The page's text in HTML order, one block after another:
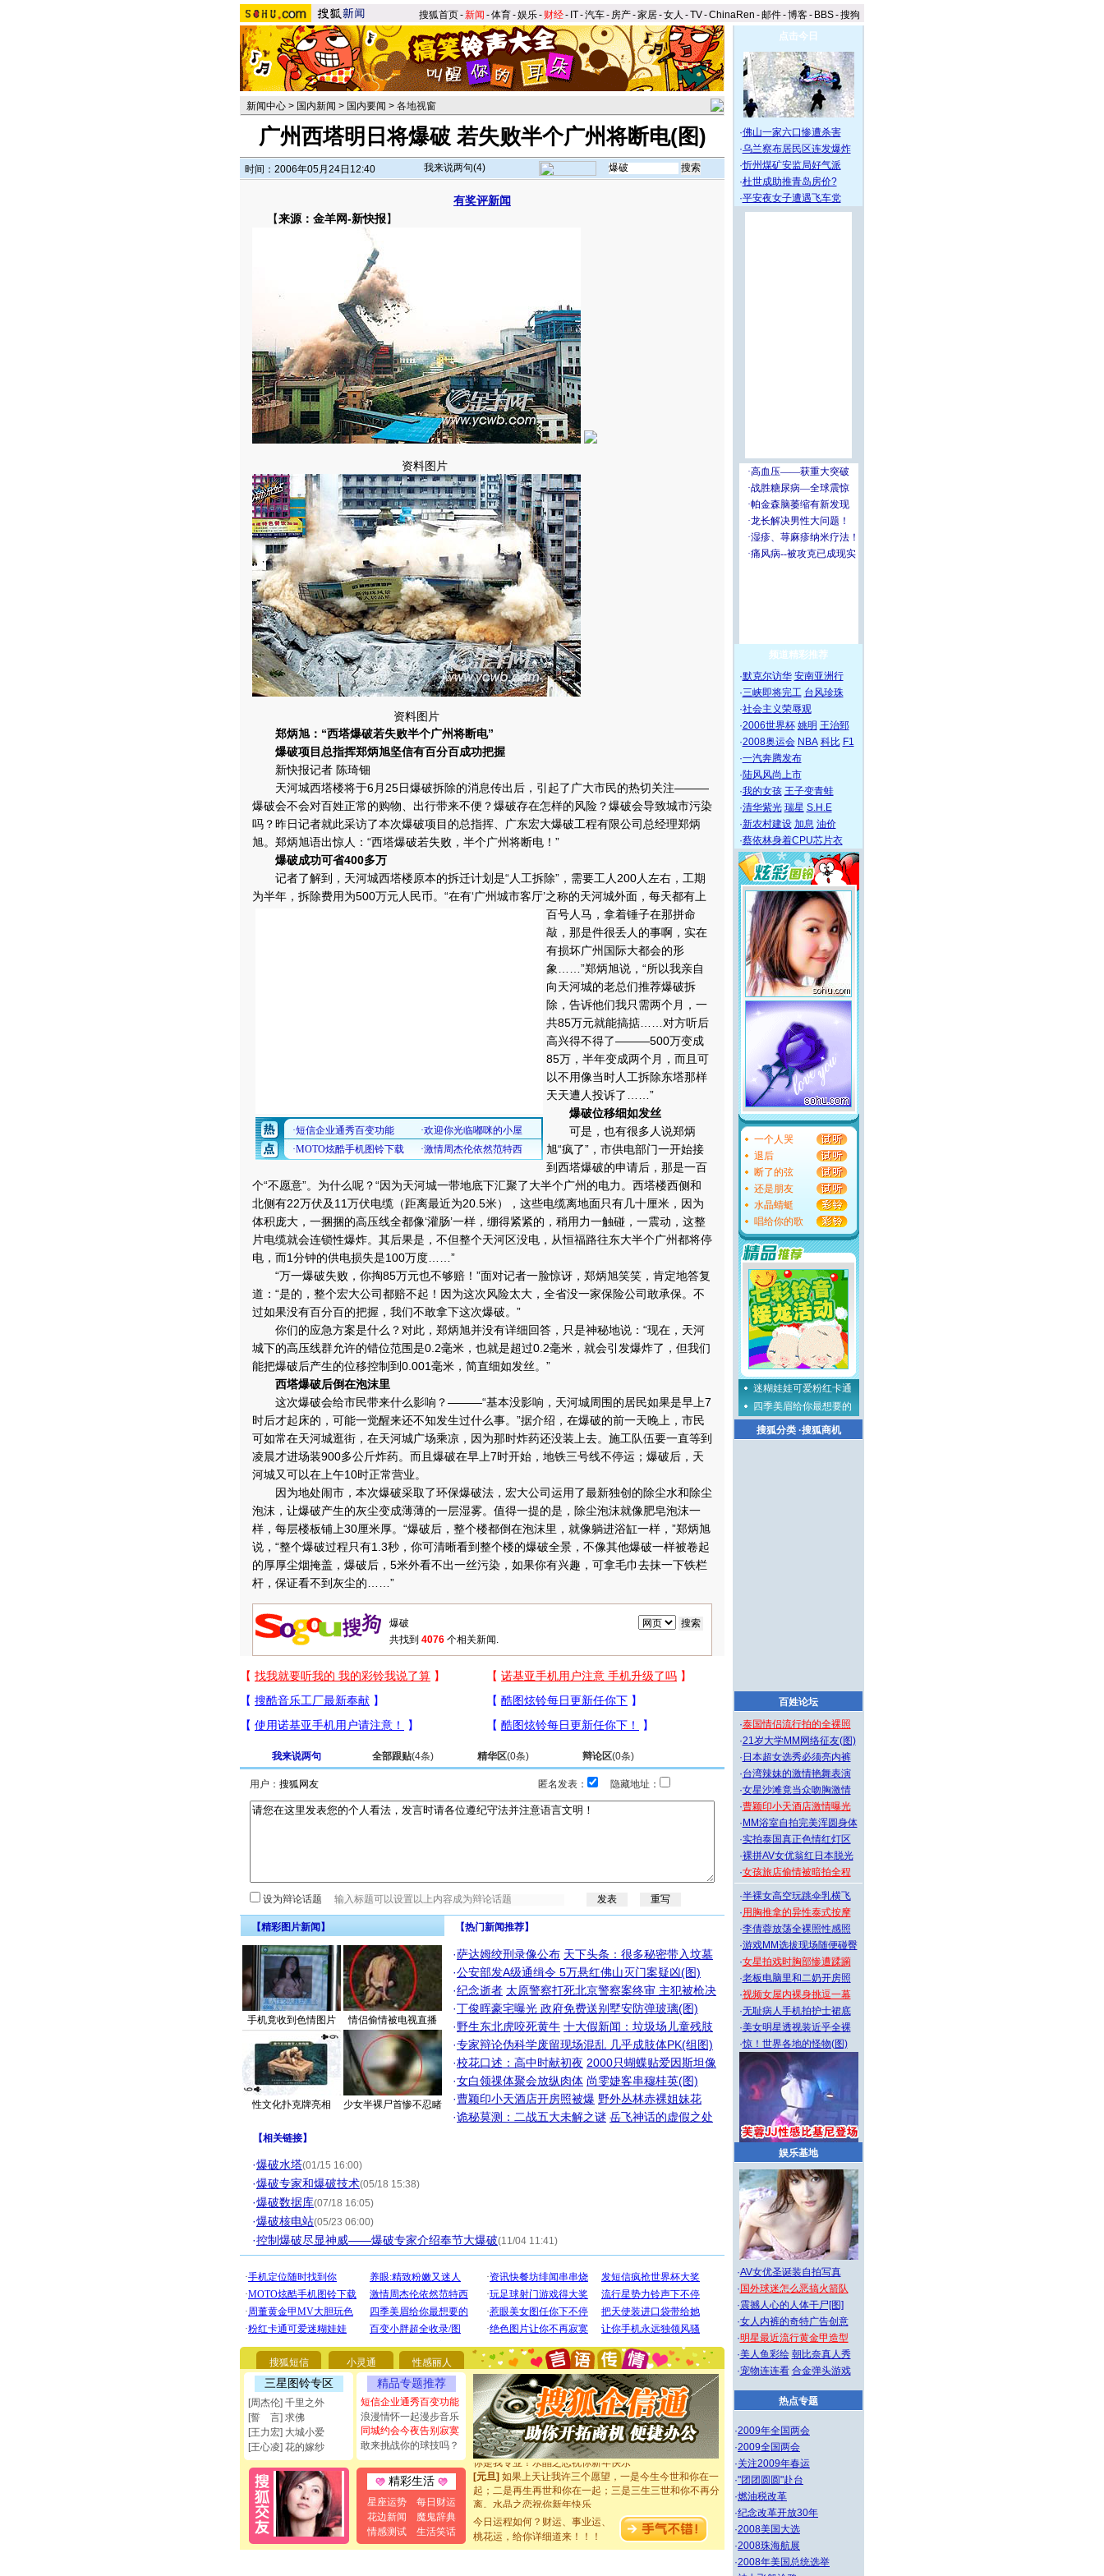
搜狐首页-新闻 -体育-娱乐- 财经- IT-汽车- 房产-家居-女人 -TV-ChinaRen -邮件-博客- BBS-搜狗
新闻中心 > 国内新闻 > 国内要闻 > 各地视窗
广州西塔明日将爆破 若失败半个广州将断电(图)
时间：2006年05月24日12:40 我来说两句(4)
有奖评新闻
【来源：金羊网-新快报】
资料图片
资料图片
郑炳旭：“西塔爆破若失败半个广州将断电”
爆破项目总指挥郑炳旭坚信有百分百成功把握
新快报记者 陈琦钿
天河城西塔楼将于6月25日爆破拆除的消息传出后，引起了广大市民的热切关注———
爆破会不会对百姓正常的购物、出行带来不便？爆破存在怎样的风险？爆破会导致城市污染
吗？昨日记者就此采访了本次爆破项目的总指挥、广东宏大爆破工程有限公司总经理郑炳
旭。郑炳旭语出惊人：“西塔爆破若失败，半个广州将断电！”
爆破成功可省400多万
记者了解到，天河城西塔楼原本的拆迁计划是“人工拆除”，需要工人200人左右，工期
为半年，拆除费用为500万元人民币。 “在有‘广州城市客厅’之称的天河城外面，每天都有上
百号人马，拿着锤子在那拼命
敲，那是件很丢人的事啊，实在
有损坏广州国际大都会的形
象……”郑炳旭说，“所以我亲自
向天河城的老总们推荐爆破拆
除，告诉他们我只需两个月，一
共85万元就能搞掂……对方听后
高兴得不得了———500万变成
85万，半年变成两个月，而且可
以不用像当时人工拆除东塔那样
天天遭人投诉了……”
爆破位移细如发丝
可是，也有很多人说郑炳
旭“疯了”，市供电部门一开始接
到西塔爆破的申请后，那是一百
个“不愿意”。为什么呢？“因为天河城一带地底下汇聚了大半个广州的电力。西塔楼西侧和
北侧有22万伏及11万伏电缆（距离最近为20.5米），这些电缆离地面只有几十厘米，因为
体积庞大，一捆捆的高压线全都像‘灌肠’一样，绷得紧紧的，稍用力一触碰，一震动，这整
片电缆就会连锁性爆炸。其后果是，不但整个天河区没电，从恒福路往东大半个广州都将停
电，而1分钟的供电损失是100万度……”
“万一爆破失败，你掏85万元也不够赔！”面对记者一脸惊讶，郑炳旭笑笑，肯定地答复
道：“是的，整个宏大公司都赔不起！因为这次风险太大，全省没一家保险公司敢承保。不
过如果没有百分百的把握，我们不敢拿下这次爆破。”
你们的应急方案是什么？对此，郑炳旭并没有详细回答，只是神秘地说：“现在，天河
城下的高压线群允许的错位范围是0.2毫米，也就是超过0.2毫米，就会引发爆炸了，但我们
能把爆破后产生的位移控制到0.001毫米，简直细如发丝。”
西塔爆破后倒在泡沫里
这次爆破会给市民带来什么影响？———“基本没影响，天河城周围的居民如果是早上7
时后才起床的，可能一觉醒来还不知发生过什么事。”据介绍，在爆破的前一天晚上，市民
可如常在天河城逛街，在天河城广场乘凉，因为那时炸药还没装上去。施工队伍要一直等到
凌晨才进场装900多公斤炸药。而且爆破在早上7时开始，地铁三号线不停运；爆破后，天
河城又可以在上午10时正常营业。
因为地处闹市，本次爆破采取了环保爆破法，宏大公司运用了最新独创的除尘水和除尘
泡沫，让爆破产生的灰尘变成薄薄的一层湿雾。值得一提的是，除尘泡沫就像肥皂泡沫一
样，每层楼板铺上30厘米厚。“爆破后，整个楼都倒在泡沫里，就像躺进浴缸一样，”郑炳旭
说，“整个爆破过程只有1.3秒，你可清晰看到整个楼的爆破全景，不像其他爆破一样被卷起
的厚厚尘烟掩盖，爆破后，5米外看不出一丝污染，如果你有兴趣，可拿毛巾去抹一下铁栏
杆，保证看不到灰尘的……”
共找到 4076 个相关新闻.
我来说两句 全部跟贴(4条) 精华区(0条) 辩论区(0条)
用户： 匿名发表： 隐藏地址：
设为辩论话题
【精彩图片新闻】
手机竟收到色情图片 情侣偷情被电视直播
性文化扑克牌亮相 少女半裸尸首惨不忍睹
【热门新闻推荐】
·萨达姆绞刑录像公布 天下头条：很多秘密带入坟墓
·公安部发A级通缉令 5万悬红佛山灭门案疑凶(图)
·纪念逝者 太原警察打死北京警察案终审 主犯被枪决
·丁俊晖豪宅曝光 政府免费送别墅安防弹玻璃(图)
·野生东北虎咬死黄牛 十大假新闻：垃圾场儿童残肢
·专家辩论伪科学废留现场混乱 几乎成肢体PK(组图)
·校花口述：高中时献初夜 2000只蝴蝶贴爱因斯坦像
·女白领祼体聚会放纵肉体 尚雯婕客串穆桂英(图)
·曹颖印小天酒店开房照被爆 野外丛林赤裸姐妹花
·诡秘莫测：二战五大未解之谜 岳飞神话的虚假之处
【相关链接】
·爆破水塔(01/15 16:00)
·爆破专家和爆破技术(05/18 15:38)
·爆破数据库(07/18 16:05)
·爆破核电站(05/23 06:00)
·控制爆破尽显神威——爆破专家介绍奉节大爆破(11/04 11:41)
搜狐短信 小灵通 性感丽人
三星图铃专区
[周杰伦] 千里之外
[誓 言] 求佛
[王力宏] 大城小爱
[王心凌] 花的嫁纱
精品专题推荐
短信企业通秀百变功能
浪漫情怀一起漫步音乐
同城约会今夜告别寂寞
敢来挑战你的球技吗？
精彩生活
星座运势
每日财运
花边新闻
魔鬼辞典
情感测试
生活笑话
[圣诞节]圣诞节到了，想想没什么送给你的，又不打算给
你太多，只有给你五千万：千万快乐！千万要健康！千万
[圣诞节] 不只这样的日子才会想起你,而是这样的日子才
能正大光明地骚扰你,告诉你,圣诞要快乐!新年要快乐!天天
都要快乐噢!
[圣诞节]奉上一颗祝福的心,在这个特别的日子里,愿幸福,
如意,快乐,鲜花,一切美好的祝愿与你同在.圣诞快乐!
[元旦]看到你我会触电；看不到你我要充电；没有你我会
断电。爱你是我职业，想你是我事业，抱你是我特长，吻
你是我专业！水晶之恋祝你新年快乐
[元旦]如果上天让我许三个愿望，一是今生今世和你在一
起；二是再生再世和你在一起；三是三生三世和你不再分
离。水晶之恋祝你新年快乐
[元旦]当我狠下心扭头离去那一刻，你在我身后无助地哭
泣，这痛楚让我明白我多么爱你。我转身抱住你：这猪不
卖了。水晶之恋祝你新年快乐。
[春节]风柔雨润好月圆，半岛铁盒伴身边，每日尽显开心
今日运程如何？财运、事业运、
桃花运，给你详细道来！！！
点击今日
·佛山一家六口惨遭杀害
·乌兰察布居民区连发爆炸
·忻州煤矿安监局好气派
·杜世成助推青岛房价?
·平安夜女子遭遇飞车党
频道精彩推荐
·默克尔访华 安南亚洲行
·三峡即将完工 台风珍珠
·社会主义荣辱观
·2006世界杯 姚明 王治郅
·2008奥运会 NBA 科比 F1
·一汽奔腾发布
·陆风风尚上市
·我的女孩 王子变青蛙
·清华紫光 瑞星 S.H.E
·新农村建设 加息 油价
·蔡依林身着CPU芯片衣
一个人哭
退后
断了的弦
还是朋友
水晶蜻蜓
唱给你的歌
迷糊娃娃可爱粉红卡通
四季美眉给你最想要的
搜狐分类·搜狐商机
百姓论坛
·泰国情侣流行拍的全裸照
·21岁大学MM网络征友(图)
· 日本超女选秀必须亮内裤
·台湾辣妹的激情艳舞表演
·女星沙滩竟当众吻胸激情
·曹颖印小天酒店激情曝光
· MM浴室自拍完美浑圆身体
·实拍泰国真正色情红灯区
·裸拼AV女优翁红日本脱光
·女孩旅店偷情被暗拍全程
·半裸女高空玩跳伞乳横飞
·用胸推拿的异性泰式按摩
·李倩蓉放荡全裸照性感照
·游戏MM选拔现场随便碰臀
·女星拍戏时胸部惨遭蹂躏
·老板电脑里和二奶开房照
·视频女屋内裸身挑逗一幕
·无耻病人手机拍护士裙底
·美女明星透视装近乎全裸
·惊！世界各地的怪物(图)
娱乐基地
·AV女优圣诞装自拍写真
· 国外球迷怎么恶搞火箭队
·震撼人心的人体干尸[图]
·女人内裤的奇特广告创意
·明星最近流行黄金甲造型
·美人鱼彩绘 朝比奈真人秀
·宠物连连看 合金弹头游戏
热点专题
·2009年全国两会
·2009全国两会
·关注2009年春运
·"团团圆圆"赴台
·燃油税改革
·纪念改革开放30年
·2008美国大选
·2008珠海航展
·2008年美国总统选举